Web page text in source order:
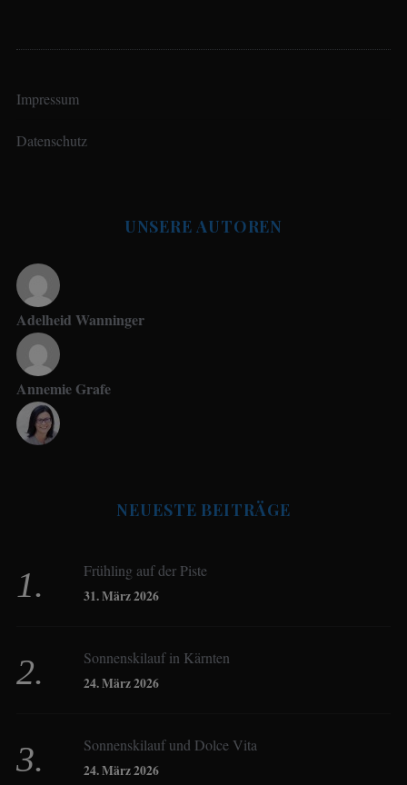
Impressum
Datenschutz
UNSERE AUTOREN
Adelheid Wanninger
Annemie Grafe
Birgit Werner
Christoph Schrahe
NEUESTE BEITRÄGE
Frühling auf der Piste
31. März 2026
Sonnenskilauf in Kärnten
24. März 2026
Sonnenskilauf und Dolce Vita
24. März 2026